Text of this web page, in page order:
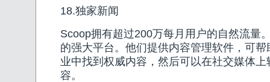
18.独家新闻
Scoop拥有超过200万每月用户的自然流量
的强大平台。他们提供内容管理软件，可
业中找到权威内容，然后可以在社交媒体
容。